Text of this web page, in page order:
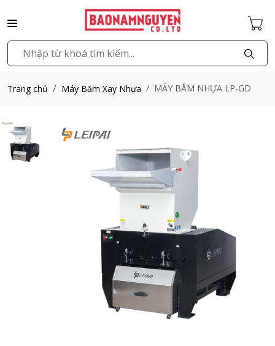
Trang chủ Máy Băm Xay Nhựa MÁY BĂM NHỰA LP-GD